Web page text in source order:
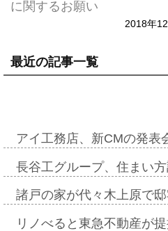
に関するお願い
2018年
最近の記事一覧
アイ工務店、新CMの発
長谷工グループ、住まい
諸戸の家が代々木上原で
リノべると東急不動産が